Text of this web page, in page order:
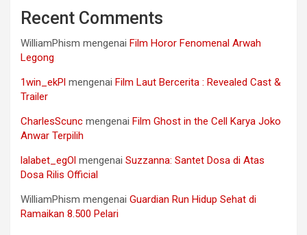
Recent Comments
WilliamPhism mengenai Film Horor Fenomenal Arwah
Legong
1win_ekPl mengenai Film Laut Bercerita : Revealed Cast &
Trailer
CharlesScunc mengenai Film Ghost in the Cell Karya Joko
Anwar Terpilih
lalabet_egOl mengenai Suzzanna: Santet Dosa di Atas
Dosa Rilis Official
WilliamPhism mengenai Guardian Run Hidup Sehat di
Ramaikan 8.500 Pelari